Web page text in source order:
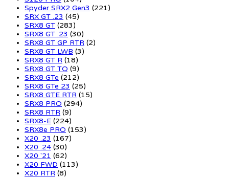
Spyder SRX2 Gen3 (221)
SRX GT .23 (45)
SRX8 GT (283)
SRX8 GT .23 (30)
SRX8 GT GP RTR (2)
SRX8 GT LWB (3)
SRX8 GT R (18)
SRX8 GT TQ (9)
SRX8 GTe (212)
SRX8 GTe 23 (25)
SRX8 GTE RTR (15)
SRX8 PRO (294)
SRX8 RTR (9)
SRX8-E (224)
SRX8e PRO (153)
X20 .23 (167)
X20 .24 (30)
X20 '21 (62)
X20 FWD (113)
X20 RTR (8)